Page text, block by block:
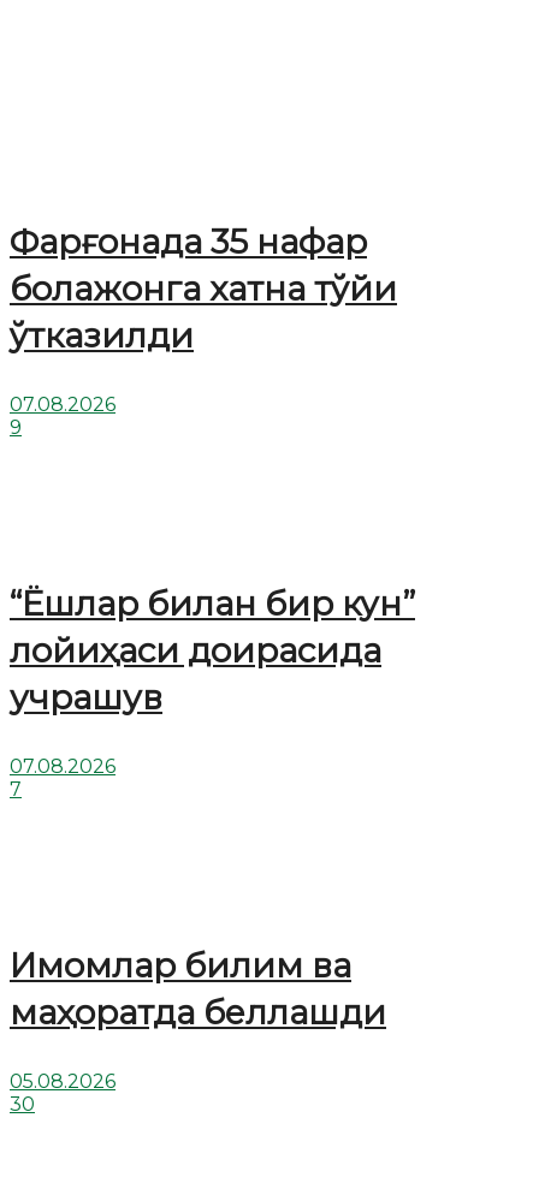
Фарғонада 35 нафар
болажонга хатна тўйи
ўтказилди
07.08.2026
9
“Ёшлар билан бир кун”
лойиҳаси доирасида
учрашув
07.08.2026
7
Имомлар билим ва
маҳоратда беллашди
05.08.2026
30